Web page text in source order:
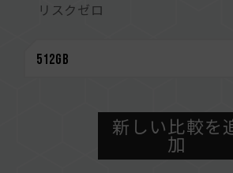
リスクゼロ
パフォーマンス | USB 3.2 Gen2
安心保証 | 1年間の保証サービス
エコ | リサイクル可能で環境に
ジを採用し、持続可能なコンセ
新しい比較を
加